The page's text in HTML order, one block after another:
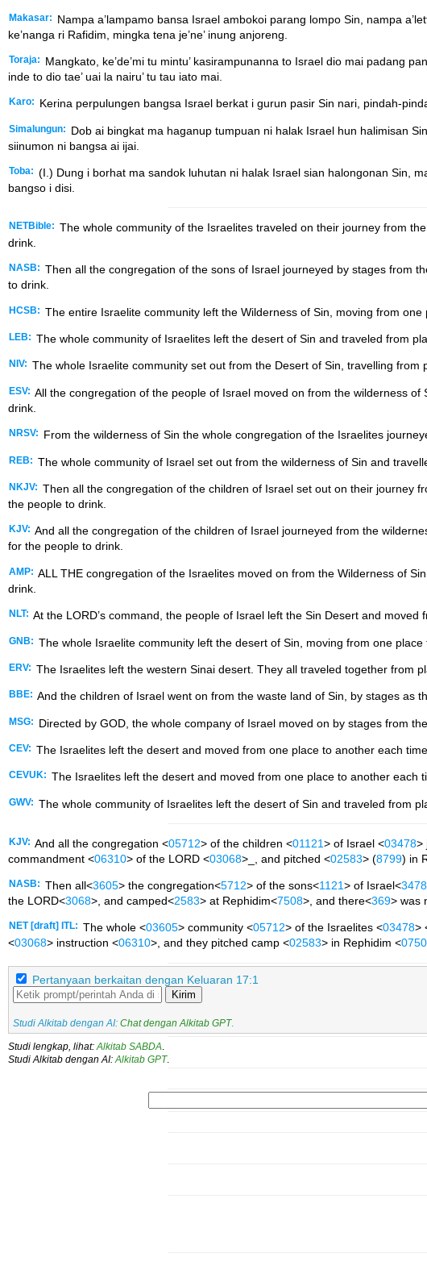
Makasar:
Nampa a’lampamo bansa Israel ambokoi parang lompo Sin, nampa
ke’nanga ri Rafidim, mingka tena je’ne’ inung anjoreng.
Toraja:
Mangkato, ke’de’mi tu mintu’ kasirampunanna to Israel dio mai padang
inde to dio tae’ uai la nairu’ tu tau iato mai.
Karo: Kerina perpulungen bangsa Israel berkat i gurun pasir Sin nari, pindah-
Simalungun:
Dob ai bingkat ma haganup tumpuan ni halak Israel hun halimisan
siinumon ni bangsa ai ijai.
Toba: (I.) Dung i borhat ma sandok luhutan ni halak Israel sian halongonan Sin,
bangso i disi.
NETBible: The whole community of the Israelites traveled on their journey from
drink.
NASB: Then all the congregation of the sons of Israel journeyed by stages from
to drink.
HCSB: The entire Israelite community left the Wilderness of Sin, moving from
LEB: The whole community of Israelites left the desert of Sin and traveled from
NIV: The whole Israelite community set out from the Desert of Sin, travelling
ESV: All the congregation of the people of Israel moved on from the wilderness
drink.
NRSV: From the wilderness of Sin the whole congregation of the Israelites
REB: The whole community of Israel set out from the wilderness of Sin and
NKJV: Then all the congregation of the children of Israel set out on their journey
the people to drink.
KJV: And all the congregation of the children of Israel journeyed from the
for the people to drink.
AMP: ALL THE congregation of the Israelites moved on from the Wilderness of
drink.
NLT: At the LORD’s command, the people of Israel left the Sin Desert and
GNB: The whole Israelite community left the desert of Sin, moving from one
ERV: The Israelites left the western Sinai desert. They all traveled together from
BBE: And the children of Israel went on from the waste land of Sin, by stages
MSG: Directed by GOD, the whole company of Israel moved on by stages from
CEV: The Israelites left the desert and moved from one place to another each
CEVUK: The Israelites left the desert and moved from one place to another
GWV: The whole community of Israelites left the desert of Sin and traveled from
KJV: And all the congregation <05712> of the children <01121> of Israel <03478>
commandment <06310> of the LORD <03068>_, and pitched <02583> (8799) in
NASB: Then all<3605> the congregation<5712> of the sons<1121> of Israel<3478
the LORD<3068>, and camped<2583> at Rephidim<7508>, and there<369> was
NET [draft] ITL: The whole <03605> community <05712> of the Israelites <03478>
<03068> instruction <06310>, and they pitched camp <02583> in Rephidim <
Pertanyaan berkaitan dengan Keluaran 17:1
Kirim
Studi Alkitab dengan AI: Chat dengan Alkitab GPT.
Studi lengkap, lihat: Alkitab SABDA
Studi Alkitab dengan AI: Alkitab GPT.